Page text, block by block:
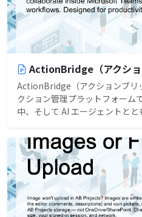
ActionBridge（アクショ
ActionBridge（アクションブリ
クション管理プラットフォー
中、そして AI エージェントと